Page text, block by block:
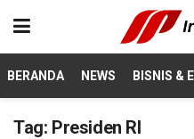
BERANDA NEWS BISNIS &
Tag: Presiden RI